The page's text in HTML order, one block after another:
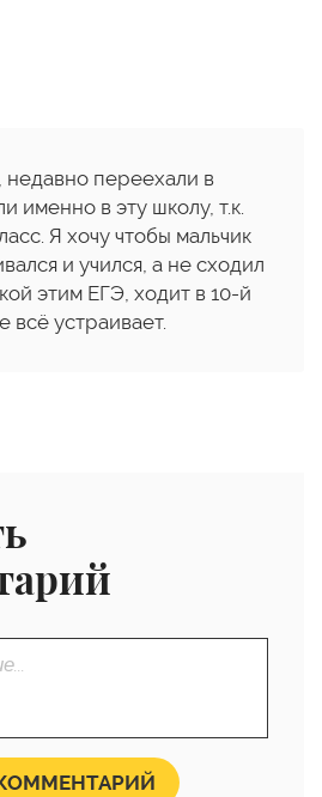
переехали в
именно в эту школу, т.к.
Я хочу чтобы мальчик
и учился, а не сходил
этим ЕГЭ, ходит в 10-й
всё устраивает.